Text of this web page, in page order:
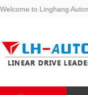
Welcome to Linghang